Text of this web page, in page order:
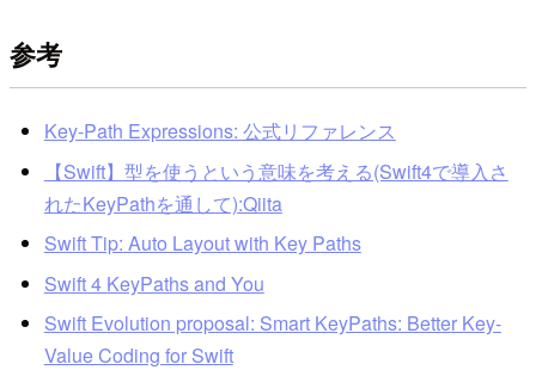
参考
Key-Path Expressions: 公式リファレンス
【Swift】型を使うという意味を考える(Swift4で導入さ
れたKeyPathを通して):Qiita
Swift Tip: Auto Layout with Key Paths
Swift 4 KeyPaths and You
Swift Evolution proposal: Smart KeyPaths: Better Key-
Value Coding for Swift